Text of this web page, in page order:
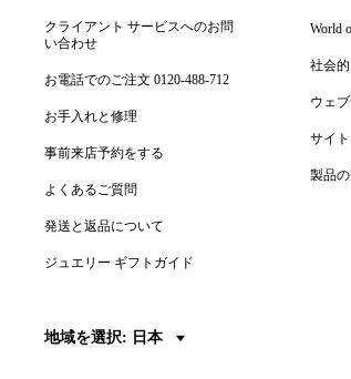
クライアント サービスへのお問
い合わせ
お電話でのご注文 0120-488-712
お手入れと修理
事前来店予約をする
よくあるご質問
発送と返品について
ジュエリー ギフトガイド
World
社会
ウェ
サイ
製品
地域を選択: 日本